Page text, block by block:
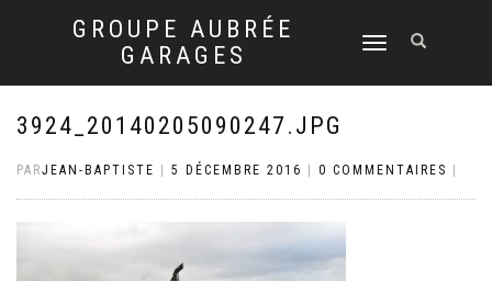
GROUPE AUBRÉE
GARAGES
DÉPLIER
NAVIGATION
3924_20140205090247.JPG
PARJEAN-BAPTISTE 5 DÉCEMBRE 2016 0 COMMENTAIRES